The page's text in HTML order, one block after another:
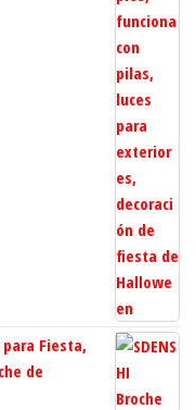
para Fiesta,
de